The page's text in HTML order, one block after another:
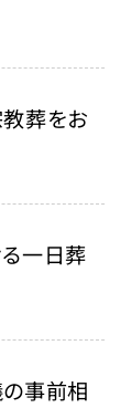
葬をお
一日葬
事前相